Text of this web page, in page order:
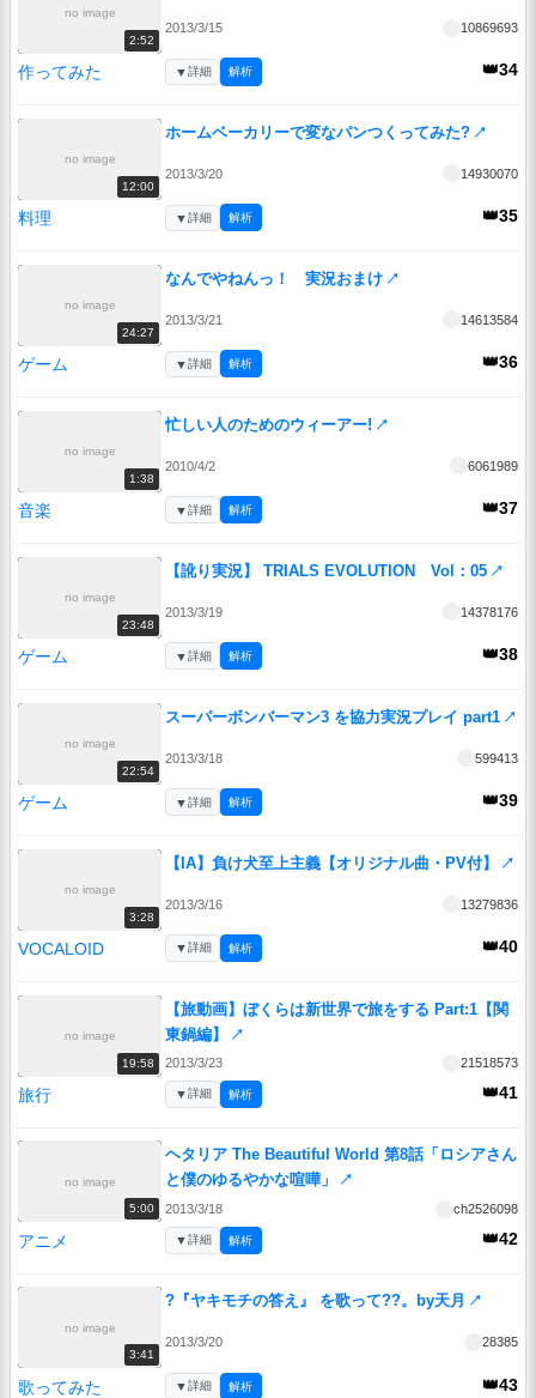
no image
2:52
2013/3/15 10869693
作ってみた 👑34
▼詳細 解析
no image
12:00
ホームベーカリーで変なパンつくってみた? ↗
2013/3/20 14930070
料理 👑35
▼詳細 解析
no image
24:27
なんでやねんっ！ 実況おまけ ↗
2013/3/21 14613584
ゲーム 👑36
▼詳細 解析
no image
1:38
忙しい人のためのウィーアー! ↗
2010/4/2 6061989
音楽 👑37
▼詳細 解析
no image
23:48
【訛り実況】 TRIALS EVOLUTION Vol：05 ↗
2013/3/19 14378176
ゲーム 👑38
▼詳細 解析
no image
22:54
スーパーボンバーマン3 を協力実況プレイ part1 ↗
2013/3/18 599413
ゲーム 👑39
▼詳細 解析
no image
3:28
【IA】負け犬至上主義【オリジナル曲・PV付】 ↗
2013/3/16 13279836
VOCALOID 👑40
▼詳細 解析
no image
19:58
【旅動画】ぼくらは新世界で旅をする Part:1【関
東鍋編】
↗
2013/3/23 21518573
旅行 👑41
▼詳細 解析
no image
5:00
ヘタリア The Beautiful World 第8話「ロシアさん
と僕のゆるやかな喧嘩」
↗
2013/3/18 ch2526098
アニメ 👑42
▼詳細 解析
no image
3:41
?『ヤキモチの答え』 を歌って??。by天月 ↗
2013/3/20 28385
歌ってみた 👑43
▼詳細 解析